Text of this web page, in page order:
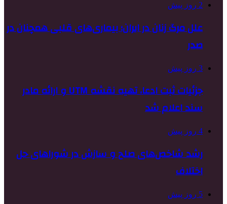
2 روز پیش
علل مرگ زنان در ایران؛ بیماری‌های قلبی همچنان در
صدر
3 روز پیش
جزئیات ثبت ادعا، تهیه نقشه UTM و ارائه مادر
سند اعلام شد
4 روز پیش
رشد شاخص‌های صلح و سازش در شوراهای حل
اختلاف
5 روز پیش